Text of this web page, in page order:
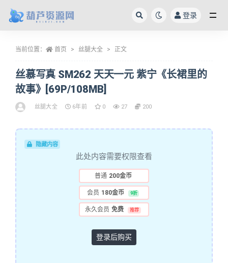
登录
当前位置： 首页 丝腿大全 正文
丝慕写真 SM262 天天一元 紫宁《长裙里的
故事》[69P/108MB]
丝腿大全 6年前 0 27 200
隐藏内容
此处内容需要权限查看
普通 200金币
会员 180金币 9折
永久会员 免费 推荐
登录后购买